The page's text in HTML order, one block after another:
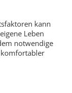
kann
Leben
notwendige
komfortabler